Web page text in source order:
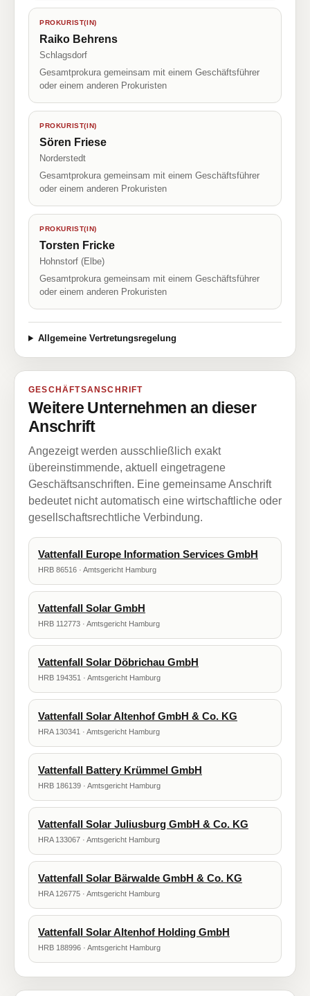
PROKURIST(IN)
Raiko Behrens
Schlagsdorf
Gesamtprokura gemeinsam mit einem Geschäftsführer
oder einem anderen Prokuristen
PROKURIST(IN)
Sören Friese
Norderstedt
Gesamtprokura gemeinsam mit einem Geschäftsführer
oder einem anderen Prokuristen
PROKURIST(IN)
Torsten Fricke
Hohnstorf (Elbe)
Gesamtprokura gemeinsam mit einem Geschäftsführer
oder einem anderen Prokuristen
Allgemeine Vertretungsregelung
GESCHÄFTSANSCHRIFT
Weitere Unternehmen an dieser
Anschrift
Angezeigt werden ausschließlich exakt
übereinstimmende, aktuell eingetragene
Geschäftsanschriften. Eine gemeinsame Anschrift
bedeutet nicht automatisch eine wirtschaftliche oder
gesellschaftsrechtliche Verbindung.
Vattenfall Europe Information Services GmbH
HRB 86516 · Amtsgericht Hamburg
Vattenfall Solar GmbH
HRB 112773 · Amtsgericht Hamburg
Vattenfall Solar Döbrichau GmbH
HRB 194351 · Amtsgericht Hamburg
Vattenfall Solar Altenhof GmbH & Co. KG
HRA 130341 · Amtsgericht Hamburg
Vattenfall Battery Krümmel GmbH
HRB 186139 · Amtsgericht Hamburg
Vattenfall Solar Juliusburg GmbH & Co. KG
HRA 133067 · Amtsgericht Hamburg
Vattenfall Solar Bärwalde GmbH & Co. KG
HRA 126775 · Amtsgericht Hamburg
Vattenfall Solar Altenhof Holding GmbH
HRB 188996 · Amtsgericht Hamburg